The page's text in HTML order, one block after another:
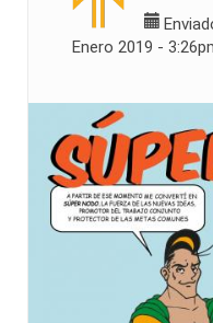
Enero 2019 -